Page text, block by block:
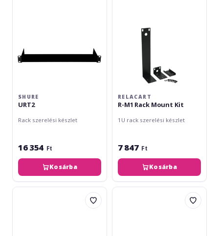
SHURE
URT2
Rack szerelési készlet
16 354 Ft
Kosárba
RELACART
R-M1 Rack Mount Kit
1U rack szerelési készlet
7 847 Ft
Kosárba
Shure
Sennheiser